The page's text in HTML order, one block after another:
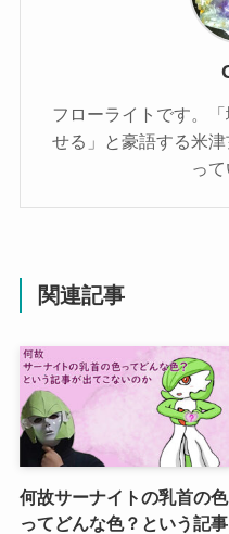
フローライトです。
せる」と豪語する米
って
関連記事
何故サーナイトの乳首の色
ってどんな色？という記事